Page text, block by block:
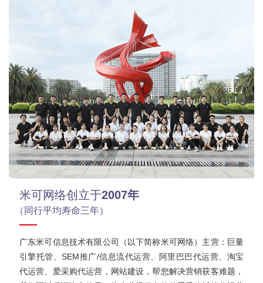
米可网络创立于2007年
（同行平均寿命三年）
广东米可信息技术有限公司（以下简称米可网络）主营：巨量
引擎托管、SEM推广/信息流代运营、阿里巴巴代运营、淘宝
代运营、爱采购代运营，网站建设，帮您解决营销获客难题，